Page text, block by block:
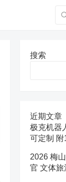
搜索
近期文章
极克机器
可定制
2026 梅
官 文体